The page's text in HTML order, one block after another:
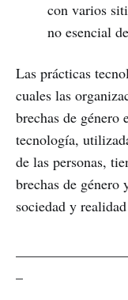
con varios
no esencial
Las prácticas
cuales las
brechas de
tecnología,
de las personas,
brechas de
sociedad y